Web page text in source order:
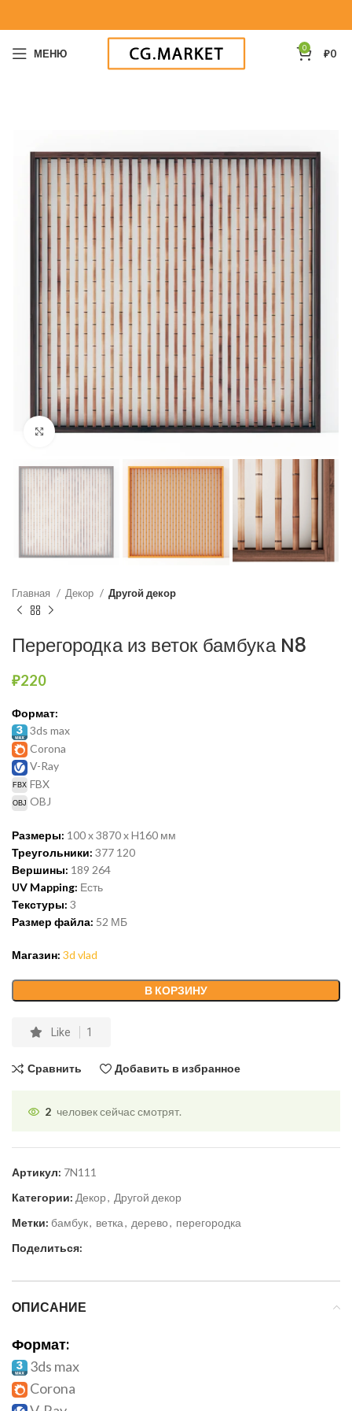
МЕНЮ 0 ₽0
Нажмите, чтобы увеличить
Главная Декор Другой декор
Перегородка из веток бамбука N8
₽220
Формат:
3ds max
Corona
V-Ray
FBX
OBJ
Размеры: 100 x 3870 x H160 мм
Треугольники: 377 120
Вершины: 189 264
UV Mapping: Есть
Текстуры: 3
Размер файла: 52 МБ
Магазин: 3d vlad
В КОРЗИНУ
Like 1
Сравнить Добавить в избранное
2 человек сейчас смотрят.
Артикул: 7N111
Категории: Декор, Другой декор
Метки: бамбук, ветка, дерево, перегородка
Поделиться:
ОПИСАНИЕ
Формат:
3ds max
Corona